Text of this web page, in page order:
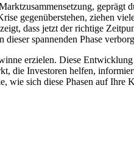
geprägt
gegenüberstehen, ziehen
dass jetzt der richtige
spannenden Phase
erzielen. Diese Entwicklung
die Investoren helfen,
wie sich diese Phasen auf Ihre